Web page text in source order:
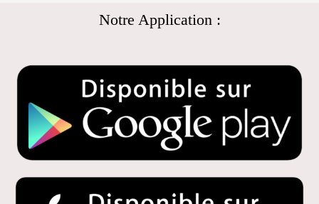
Notre Application :